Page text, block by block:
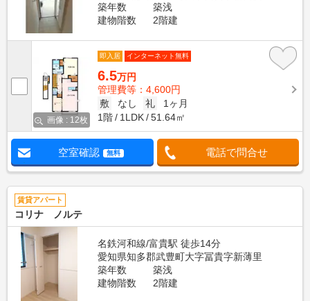
築年数
築浅
建物階数
2階建
画像 : 12枚
即入居 インターネット無料
6.5万円
管理費等：4,600円
敷
なし 礼
1ヶ月
1階
1LDK 51.64㎡
空室確認 無料 電話で問合せ
賃貸アパート
コリナ ノルテ
名鉄河和線/富貴駅 徒歩14分
愛知県知多郡武豊町大字冨貴字新薄里
築年数
築浅
建物階数
2階建